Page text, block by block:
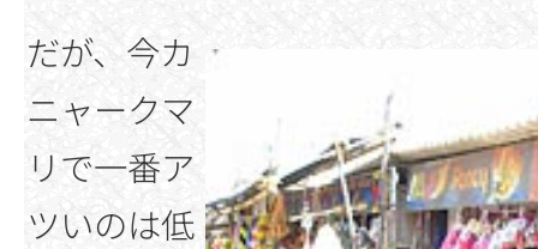
だが、今カ
ニャークマ
リで一番ア
ツいのは低